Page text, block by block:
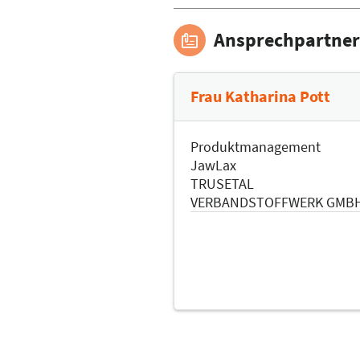
Ansprechpartner
Frau Katharina Pott
Produktmanagement
JawLax
TRUSETAL
VERBANDSTOFFWERK